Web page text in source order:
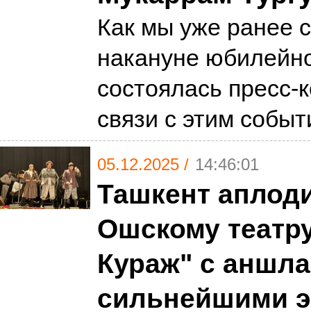
Как мы уже ранее
накануне
состоялась
связи с этим
05.12.2025 / 14:46:01
Ташкент
Ошскому
Кураж" с
сильнейшими